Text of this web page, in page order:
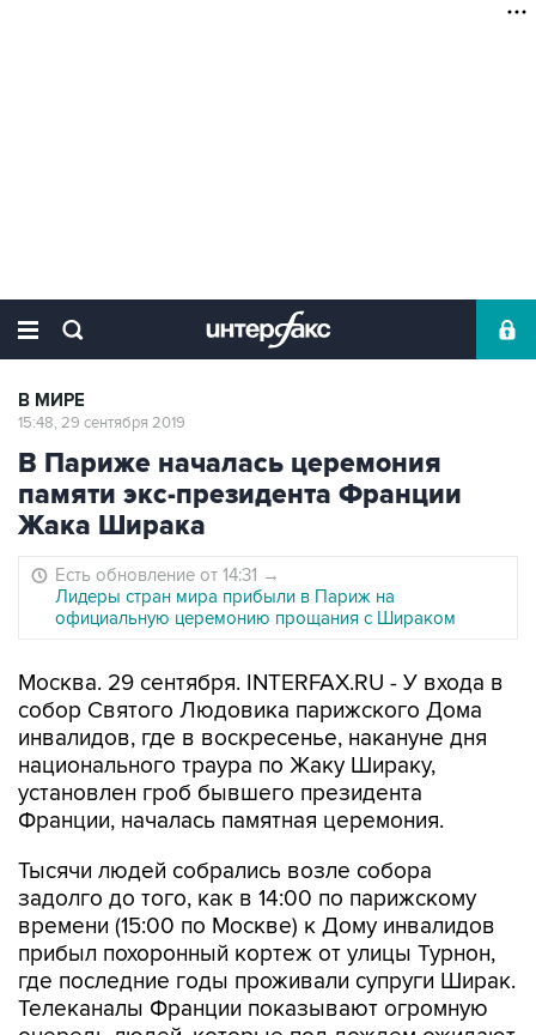
В МИРЕ
15:48, 29 сентября 2019
В Париже началась церемония
памяти экс-президента Франции
Жака Ширака
Есть обновление от 14:31 →
Лидеры стран мира прибыли в Париж на
официальную церемонию прощания с Шираком
Москва. 29 сентября. INTERFAX.RU - У входа в
собор Святого Людовика парижского Дома
инвалидов, где в воскресенье, накануне дня
национального траура по Жаку Шираку,
установлен гроб бывшего президента
Франции, началась памятная церемония.
Тысячи людей собрались возле собора
задолго до того, как в 14:00 по парижскому
времени (15:00 по Москве) к Дому инвалидов
прибыл похоронный кортеж от улицы Турнон,
где последние годы проживали супруги Ширак.
Телеканалы Франции показывают огромную